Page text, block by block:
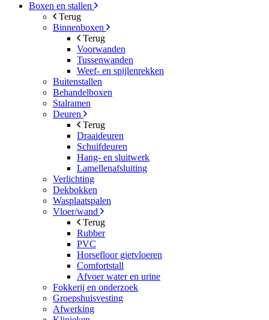
Boxen en stallen
Terug
Binnenboxen
Terug
Voorwanden
Tussenwanden
Weef- en spijlenrekken
Buitenstallen
Behandelboxen
Stalramen
Deuren
Terug
Draaideuren
Schuifdeuren
Hang- en sluitwerk
Lamellenafsluiting
Verlichting
Dekbokken
Wasplaatspalen
Vloer/wand
Terug
Rubber
PVC
Horsefloor gietvloeren
Comfortstall
Afvoer water en urine
Fokkerij en onderzoek
Groepshuisvesting
Afwerking